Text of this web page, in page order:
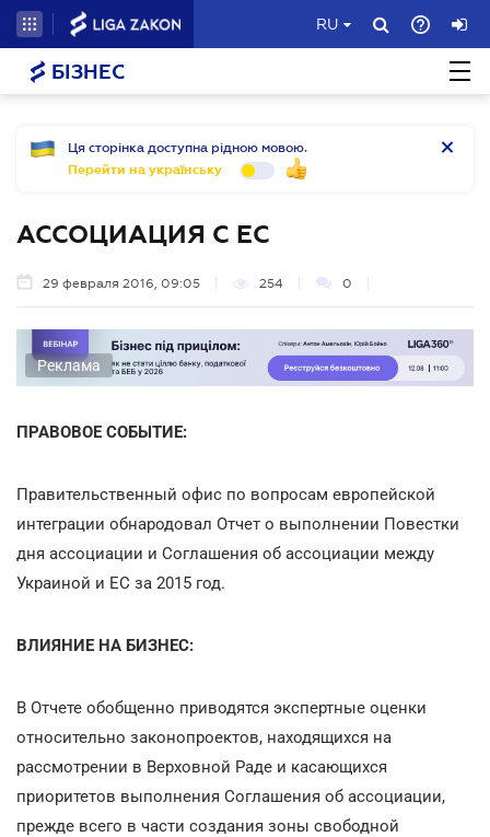
RU
БІЗНЕС
Ця сторінка доступна рідною мовою.
Перейти на українську
АССОЦИАЦИЯ С ЕС
29 февраля 2016, 09:05 254 0
Реклама
ПРАВОВОЕ СОБЫТИЕ:
Правительственный офис по вопросам европейской
интеграции обнародовал Отчет о выполнении Повестки
дня ассоциации и Соглашения об ассоциации между
Украиной и ЕС за 2015 год.
ВЛИЯНИЕ НА БИЗНЕС:
В Отчете обобщенно приводятся экспертные оценки
относительно законопроектов, находящихся на
рассмотрении в Верховной Раде и касающихся
приоритетов выполнения Соглашения об ассоциации,
прежде всего в части создания зоны свободной